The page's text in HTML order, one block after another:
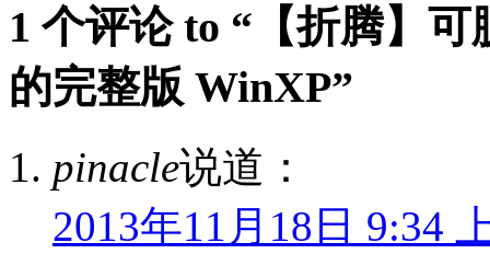
1 个评论 to “【折腾】
的完整版 WinXP”
pinacle说道：
2013年11月18日 9:34